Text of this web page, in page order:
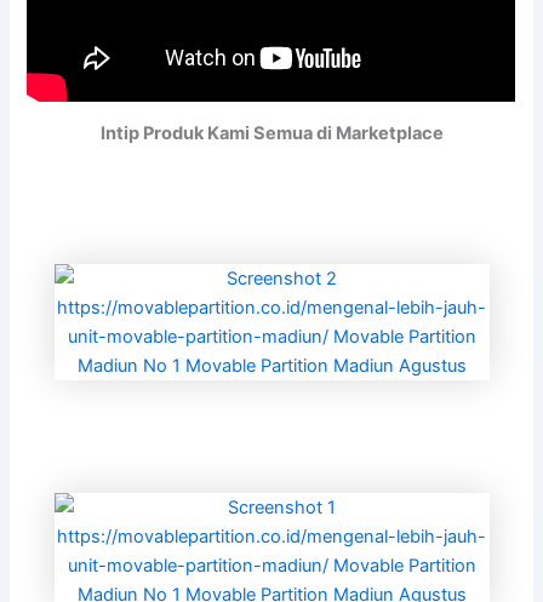
Intip Produk Kami Semua di Marketplace